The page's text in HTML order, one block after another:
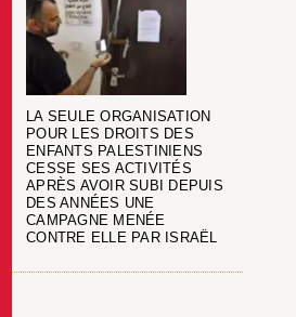
LA SEULE ORGANISATION
POUR LES DROITS DES
ENFANTS PALESTINIENS
CESSE SES ACTIVITÉS
APRÈS AVOIR SUBI DEPUIS
DES ANNÉES UNE
CAMPAGNE MENÉE
CONTRE ELLE PAR ISRAËL